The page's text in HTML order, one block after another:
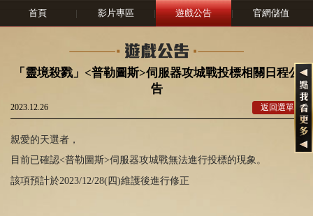
首頁 | 影片專區 | 遊戲公告 | 官網儲值
「靈境殺戮」<普勒圖斯>伺服器攻城戰投標相關日程公
告
2023.12.26 返回選單
親愛的天選者，
目前已確認<普勒圖斯>伺服器攻城戰無法進行投標的現象。
該項預計於2023/12/28(四)維護後進行修正